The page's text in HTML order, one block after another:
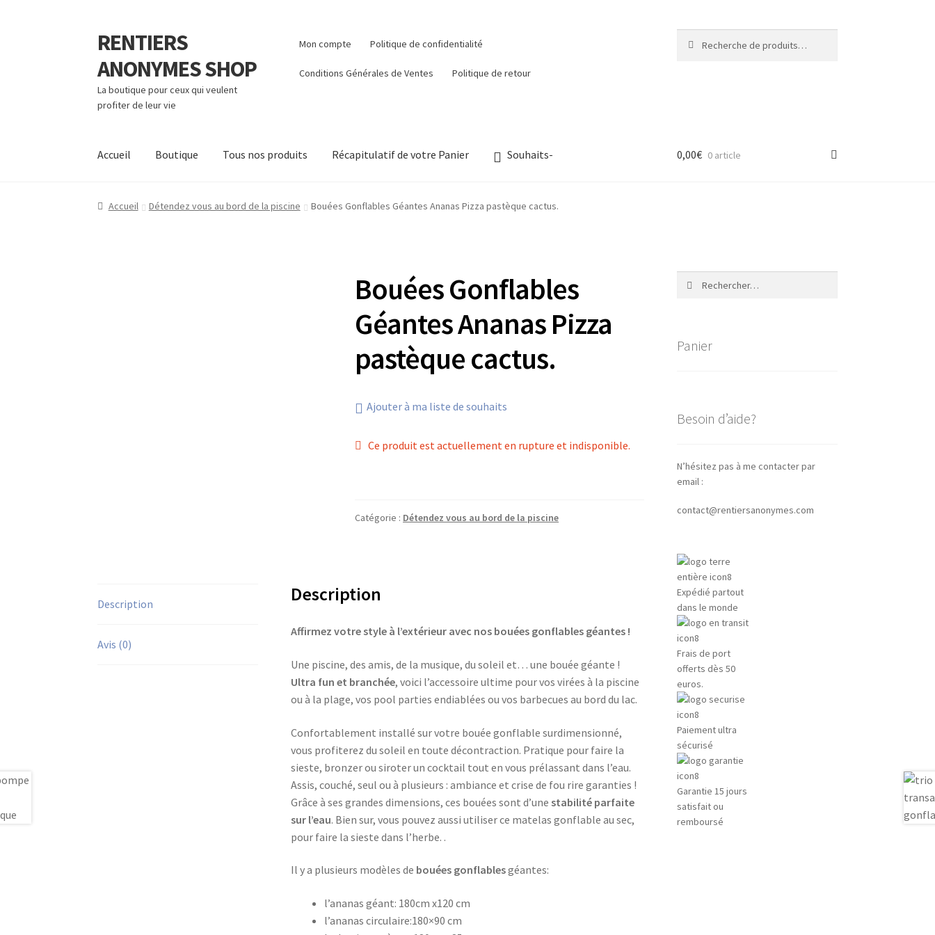
Aller
à
la
navigation
Aller
au
contenu
RENTIERS
ANONYMES SHOP
La boutique pour ceux qui veulent
profiter de leur vie
Mon compte Politique de confidentialité
Conditions Générales de Ventes Politique de retour
pour :
Accueil Boutique Tous nos produits Récapitulatif de votre Panier Souhaits- 0,00€ 0 article
Accueil Détendez vous au bord de la piscine Bouées Gonflables Géantes Ananas Pizza pastèque cactus.
Bouées Gonflables
Géantes Ananas Pizza
pastèque cactus.
Ajouter à ma liste de souhaits
Ce produit est actuellement en rupture et indisponible.
Catégorie : Détendez vous au bord de la piscine
Description
Avis (0)
Description
Affirmez votre style à l’extérieur avec nos bouées gonflables géantes !
Une piscine, des amis, de la musique, du soleil et… une bouée géante !
Ultra fun et branchée, voici l’accessoire ultime pour vos virées à la piscine
ou à la plage, vos pool parties endiablées ou vos barbecues au bord du lac.
Confortablement installé sur votre bouée gonflable surdimensionné,
vous profiterez du soleil en toute décontraction. Pratique pour faire la
sieste, bronzer ou siroter un cocktail tout en vous prélassant dans l’eau.
Assis, couché, seul ou à plusieurs : ambiance et crise de fou rire garanties !
Grâce à ses grandes dimensions, ces bouées sont d’une stabilité parfaite
sur l’eau. Bien sur, vous pouvez aussi utiliser ce matelas gonflable au sec,
pour faire la sieste dans l’herbe. .
Il y a plusieurs modèles de bouées gonflablesgéantes:
l’ananas géant: 180cm x120 cm
l’ananas circulaire:180×90 cm
Panier
Besoin d’aide?
N’hésitez pas à me contacter par
email :
contact@rentiersanonymes.com
Expédié partout
dans le monde
Frais de port
offerts dès 50
euros.
Paiement ultra
sécurisé
Garantie 15 jours
satisfait ou
remboursé